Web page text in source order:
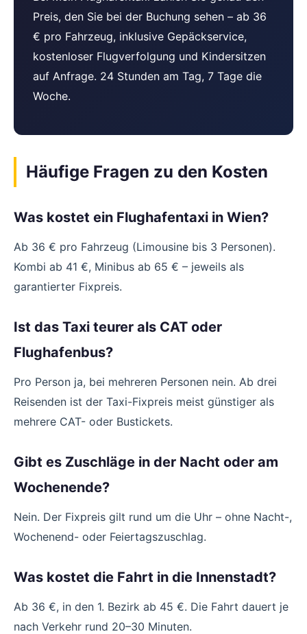
Preis, den Sie bei der Buchung sehen – ab 36
€ pro Fahrzeug, inklusive Gepäckservice,
kostenloser Flugverfolgung und Kindersitzen
auf Anfrage. 24 Stunden am Tag, 7 Tage die
Woche.
Häufige Fragen zu den Kosten
Was kostet ein Flughafentaxi in Wien?
Ab 36 € pro Fahrzeug (Limousine bis 3 Personen).
Kombi ab 41 €, Minibus ab 65 € – jeweils als
garantierter Fixpreis.
Ist das Taxi teurer als CAT oder
Flughafenbus?
Pro Person ja, bei mehreren Personen nein. Ab drei
Reisenden ist der Taxi-Fixpreis meist günstiger als
mehrere CAT- oder Bustickets.
Gibt es Zuschläge in der Nacht oder am
Wochenende?
Nein. Der Fixpreis gilt rund um die Uhr – ohne Nacht-,
Wochenend- oder Feiertagszuschlag.
Was kostet die Fahrt in die Innenstadt?
Ab 36 €, in den 1. Bezirk ab 45 €. Die Fahrt dauert je
nach Verkehr rund 20–30 Minuten.